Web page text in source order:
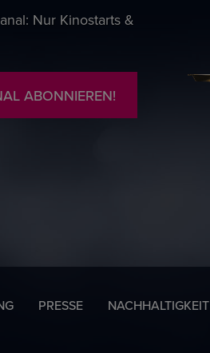
Nur Kinostarts &
ABONNIEREN!
PRESSE NACHHALTIGKEIT